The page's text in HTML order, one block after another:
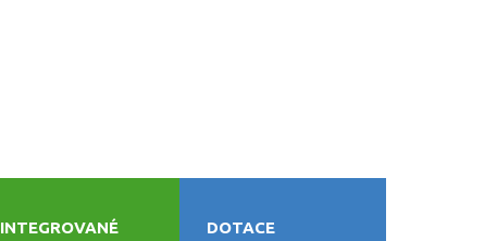
INTEGROVANÉ
DOTACE